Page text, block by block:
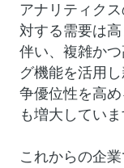
アナリティク
対する需要は
伴い、複雑か
グ機能を活用
争優位性を高
も増大していま
これからの企